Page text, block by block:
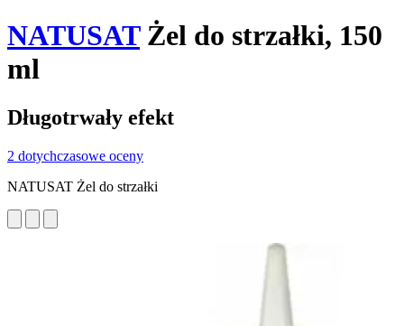
NATUSATŻel do strzałki, 150
ml
Długotrwały efekt
2 dotychczasowe oceny
NATUSAT Żel do strzałki